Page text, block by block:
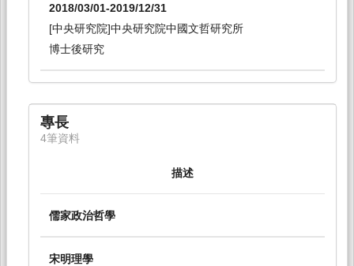
2018/03/01-2019/12/31
[中央研究院]中央研究院中國文哲研究所
博士後研究
專長
4筆資料
描述
儒家政治哲學
宋明理學